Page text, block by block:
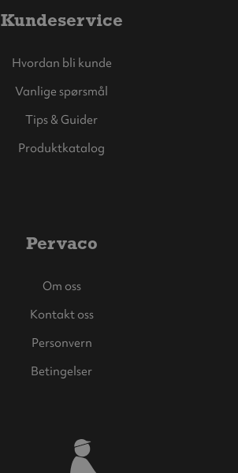
Kundeservice
Hvordan bli kunde
Vanlige spørsmål
Tips & Guider
Produktkatalog
Pervaco
Om oss
Kontakt oss
Personvern
Betingelser